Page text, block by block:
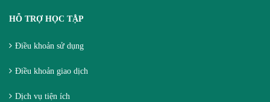
HỖ TRỢ HỌC TẬP
Điều khoản sử dụng
Điều khoản giao dịch
Dịch vụ tiện ích